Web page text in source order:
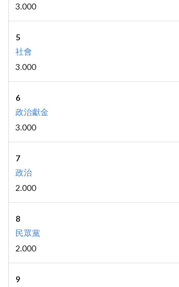
3.000
5
社會
3.000
6
政治獻金
3.000
7
政治
2.000
8
民眾黨
2.000
9